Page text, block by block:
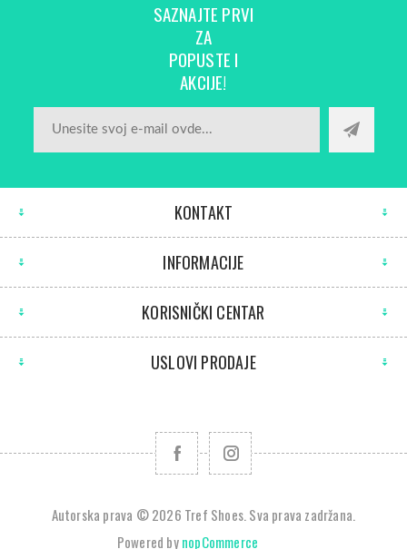
SAZNAJTE PRVI
ZA
POPUSTE I
AKCIJE!
KONTAKT
INFORMACIJE
KORISNIČKI CENTAR
USLOVI PRODAJE
Autorska prava © 2026 Tref Shoes. Sva prava zadržana.
Powered bynopCommerce